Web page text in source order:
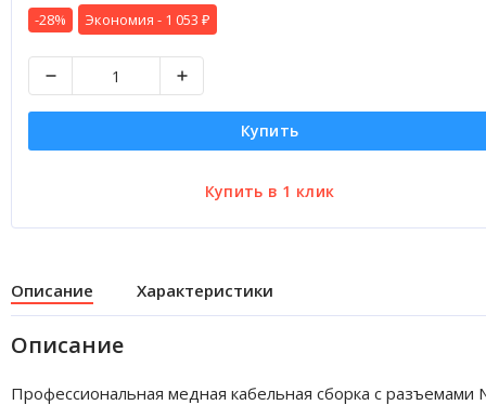
-28% Экономия - 1 053 ₽
Купить
Описание Характеристики
Описание
Профессиональная медная кабельная сборка с разъемами